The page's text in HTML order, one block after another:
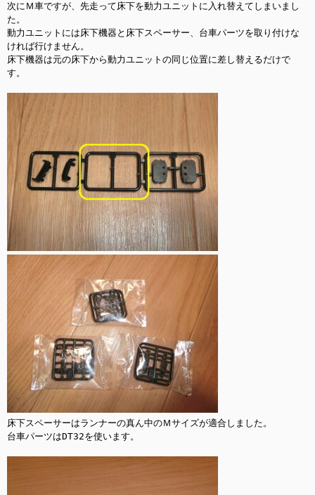
次にＭ車ですが、先走って床下を動力ユニットに入れ替えてしまいまし
た。
動力ユニットには床下機器と床下スペーサー、台車パーツを取り付けな
ければ行けません。
床下機器は元の床下から動力ユニットの同じ位置に差し替えるだけで
す。
床下スペーサーはランナーの真ん中のＭサイズが適合しました。
台車パーツはDT32を使います。